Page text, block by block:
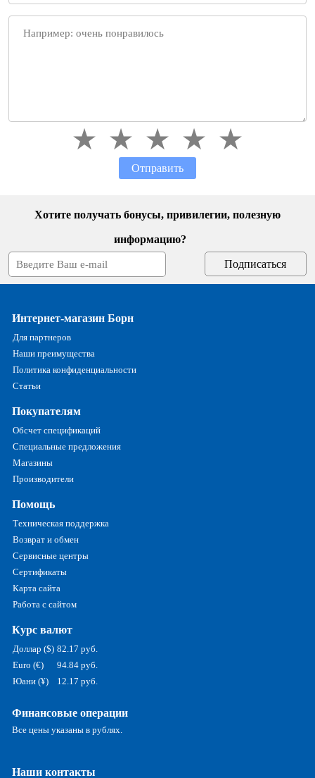
Отправить
Хотите получать бонусы, привилегии, полезную
информацию?
Интернет-магазин Борн
Для партнеров
Наши преимущества
Политика конфиденциальности
Статьи
Покупателям
Обсчет спецификаций
Специальные предложения
Магазины
Производители
Помощь
Техническая поддержка
Возврат и обмен
Сервисные центры
Сертификаты
Карта сайта
Работа с сайтом
Курс валют
Доллар ($) 82.17 руб.
Euro (€)
94.84 руб.
Юани (¥)
12.17 руб.
Финансовые операции
Все цены указаны в рублях.
Наши контакты